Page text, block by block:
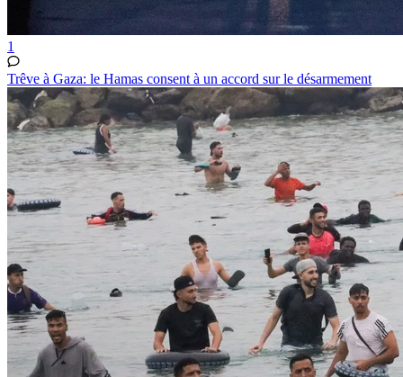
1
Trêve à Gaza: le Hamas consent à un accord sur le désarmement